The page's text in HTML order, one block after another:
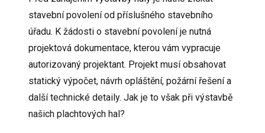
stavební povolení od příslušného stavebního
úřadu. K žádosti o stavební povolení je nutná
projektová dokumentace, kterou vám vypracuje
autorizovaný projektant. Projekt musí obsahovat
statický výpočet, návrh opláštění, požární řešení a
další technické detaily. Jak je to však při výstavbě
našich plachtových hal?